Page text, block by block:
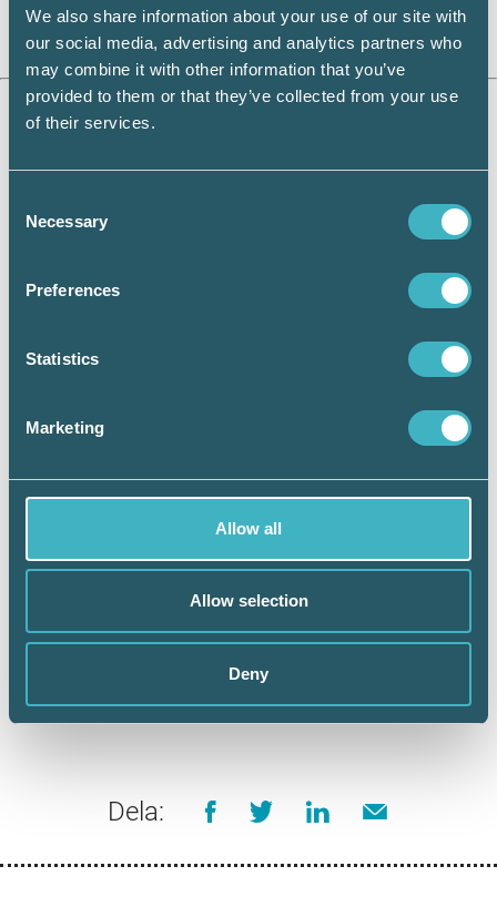
We also share information about your use of our site with
our social media, advertising and analytics partners who
may combine it with other information that you’ve
provided to them or that they’ve collected from your use
of their services.
Selection
Necessary
Preferences
Statistics
Marketing
Allow all
Allow selection
Deny
Artikel producerad av Verified.
– Faktum är att det finns flertalet systemstöd som
insamling och löpande bevakning av företagsdata,
vid Verified.
Dela: